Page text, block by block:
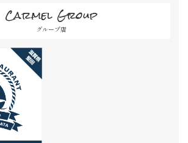
Carmel Group
グループ店